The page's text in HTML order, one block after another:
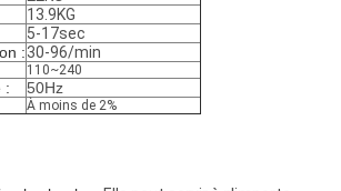
13.9KG
5-17sec
:30-96/min
110~240
: 50Hz
À moins de 2%